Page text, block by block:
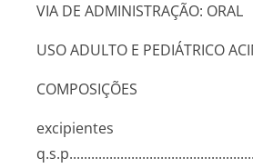
VIA DE ADMINISTRAÇÃO: ORAL
USO ADULTO E PEDIÁTRICO
COMPOSIÇÕES
excipientes